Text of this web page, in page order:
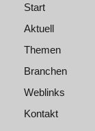
Start
Aktuell
Themen
Branchen
Weblinks
Kontakt